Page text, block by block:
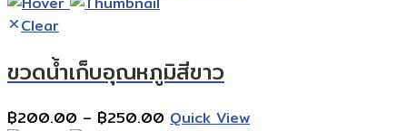
฿130.00
Clear
ขวดน้ำเก็บอุณหภูมิสีขาว
฿200.00 – ฿250.00 Price
Quick View